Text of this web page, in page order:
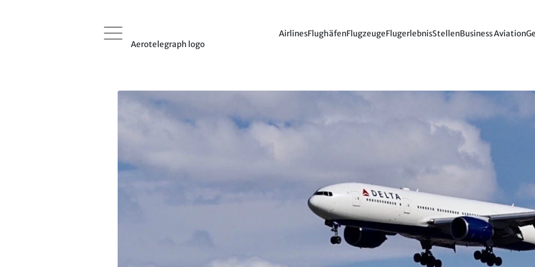
Aerotelegraph logo
AirlinesFlughäfenFlugzeugeFlugerlebnisStellenBusiness Aviation